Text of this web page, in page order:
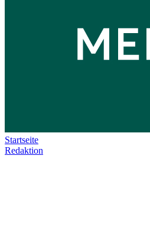
Startseite
Redaktion